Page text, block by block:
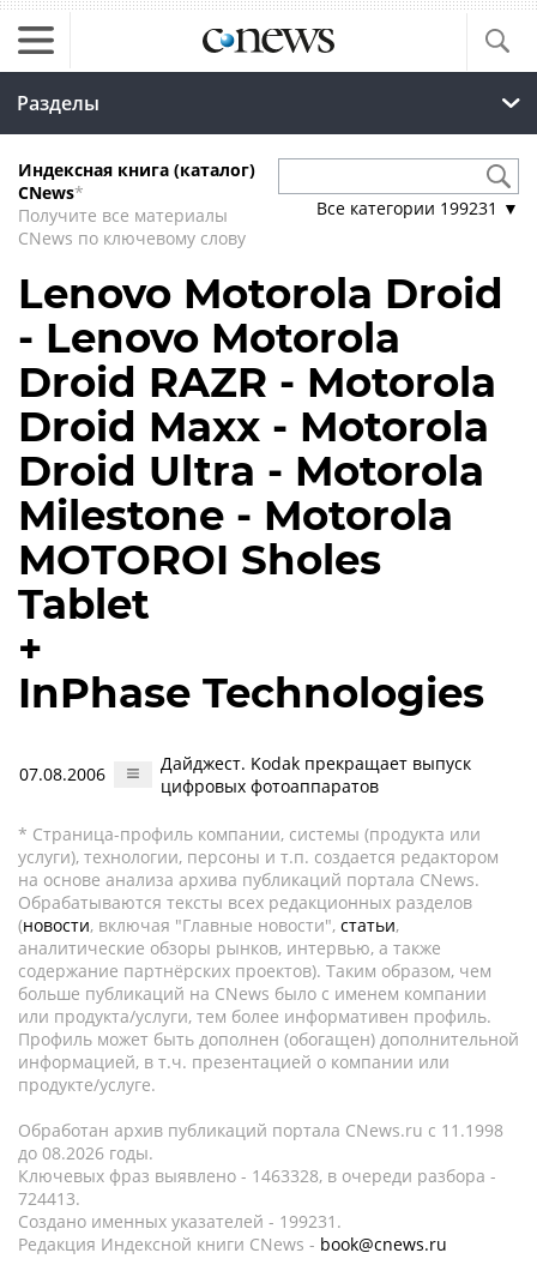
Разделы
Индексная книга (каталог)
CNews*
Получите все материалы
CNews по ключевому слову
Все категории 199231 ▼
Lenovo Motorola Droid
- Lenovo Motorola
Droid RAZR - Motorola
Droid Maxx - Motorola
Droid Ultra - Motorola
Milestone - Motorola
MOTOROI Sholes
Tablet
+
InPhase Technologies
07.08.2006
Дайджест. Kodak прекращает выпуск
цифровых фотоаппаратов
* Страница-профиль компании, системы (продукта или
услуги), технологии, персоны и т.п. создается редактором
на основе анализа архива публикаций портала CNews.
Обрабатываются тексты всех редакционных разделов
(новости, включая "Главные новости", статьи,
аналитические обзоры рынков, интервью, а также
содержание партнёрских проектов). Таким образом, чем
больше публикаций на CNews было с именем компании
или продукта/услуги, тем более информативен профиль.
Профиль может быть дополнен (обогащен) дополнительной
информацией, в т.ч. презентацией о компании или
продукте/услуге.
Обработан архив публикаций портала CNews.ru c 11.1998
до 08.2026 годы.
Ключевых фраз выявлено - 1463328, в очереди разбора -
724413.
Создано именных указателей - 199231.
Редакция Индексной книги CNews - book@cnews.ru